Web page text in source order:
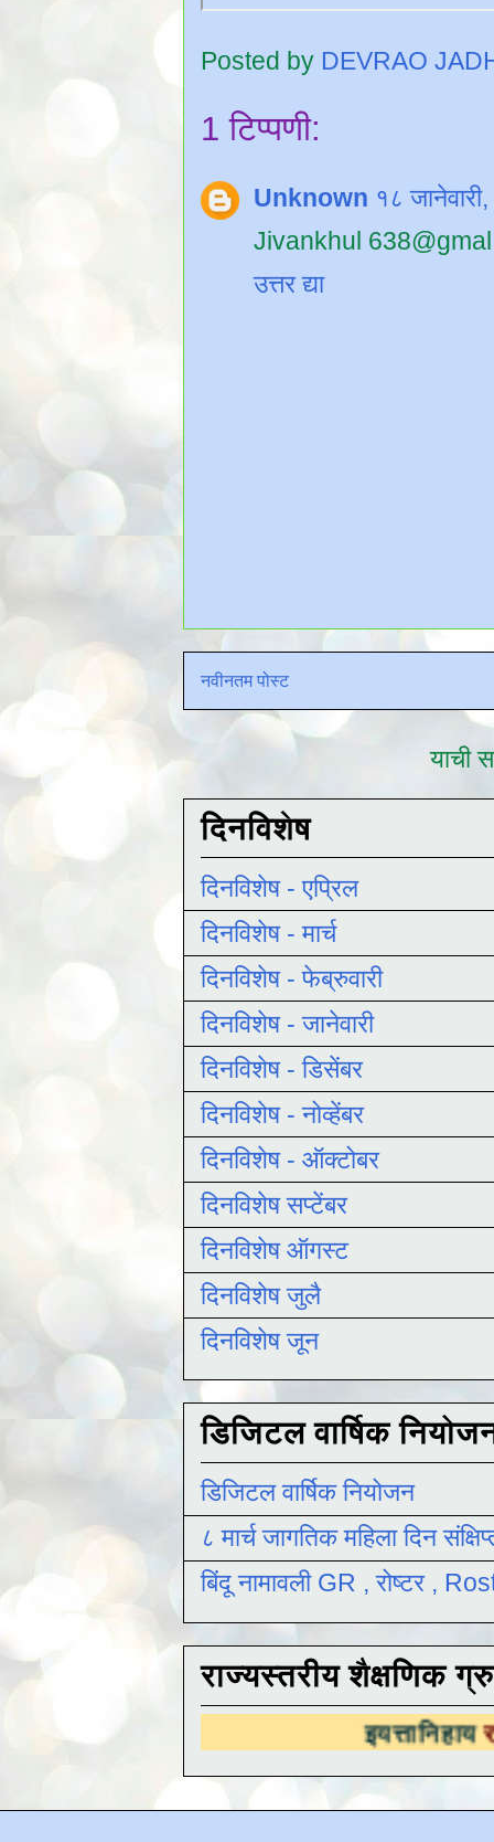
Posted by DEVRAO
1 टिप्पणी:
Unknown १८
Jivankhul
उत्तर द्या
नवीनतम पोस्ट
याची
दिनविशेष
दिनविशेष - एप्रिल
दिनविशेष - मार्च
दिनविशेष - फेब्रुवारी
दिनविशेष - जानेवारी
दिनविशेष - डिसेंबर
दिनविशेष - नोव्हेंबर
दिनविशेष - ऑक्टोबर
दिनविशेष सप्टेंबर
दिनविशेष ऑगस्ट
दिनविशेष जुलै
दिनविशेष जून
डिजिटल वार्षिक
डिजिटल वार्षिक नियोजन
८ मार्च जागतिक महिला दिन
बिंदू नामावली GR , रोष्टर ,
राज्यस्तरीय शैक्षणिक
राज्यस्तरीय